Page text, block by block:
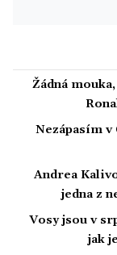
Žádná
Nezápasím v
Andrea
jedna z
Vosy jsou v
jak